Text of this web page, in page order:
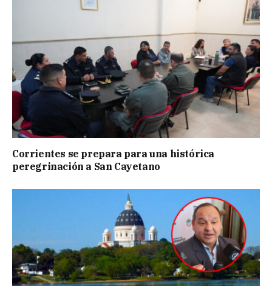
Corrientes se prepara para una histórica
peregrinación a San Cayetano